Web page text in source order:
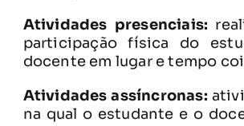
Atividades presenciais:
participação física do
docente em lugar e tempo
Atividades assíncronas:
na qual o estudante e o